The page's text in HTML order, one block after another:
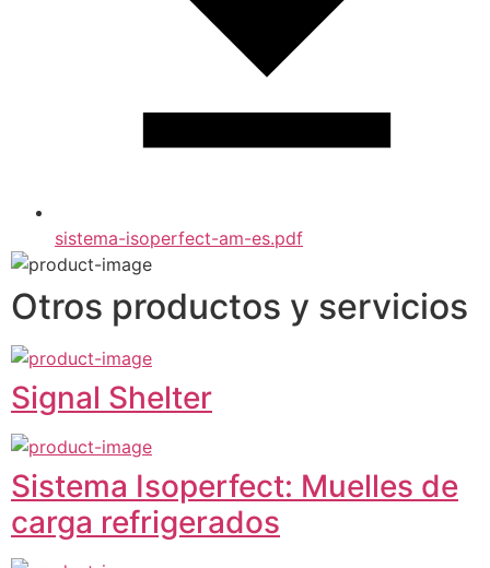
sistema-isoperfect-am-es.pdf
Otros productos y servicios
Signal Shelter
Sistema Isoperfect: Muelles de
carga refrigerados